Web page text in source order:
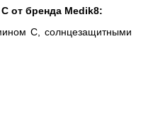
от бренда Medik8:
С, солнцезащитными